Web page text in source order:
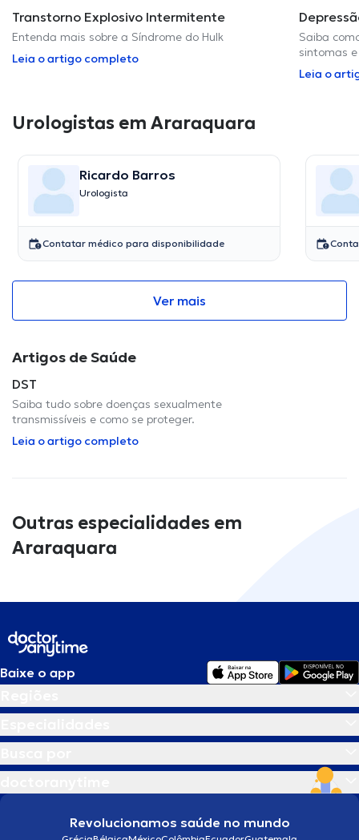
Transtorno Explosivo Intermitente
Entenda mais sobre a Síndrome do Hulk
Leia o artigo completo
Saiba
sintomas
Leia o
Urologistas em Araraquara
Ricardo Barros
Urologista
Contatar médico para disponibilidade
Ver mais
Artigos de Saúde
DST
Saiba tudo sobre doenças sexualmente
transmissíveis e como se proteger.
Leia o artigo completo
Outras especialidades em
Araraquara
Baixe o app
Revolucionamos saúde no mundo